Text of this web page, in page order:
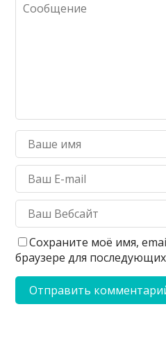
Сохраните моё имя,
браузере для